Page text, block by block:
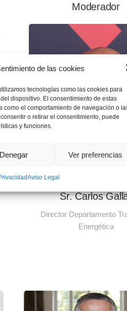
de las cookies
tecnologías como las cookies para
dispositivo. El consentimiento de estas
como el comportamiento de navegación o
o retirar el consentimiento, puede
y funciones.
Denegar Ver preferencias
Aviso Legal
Moderador
Sr. Carlos
Director Departamento
Energética